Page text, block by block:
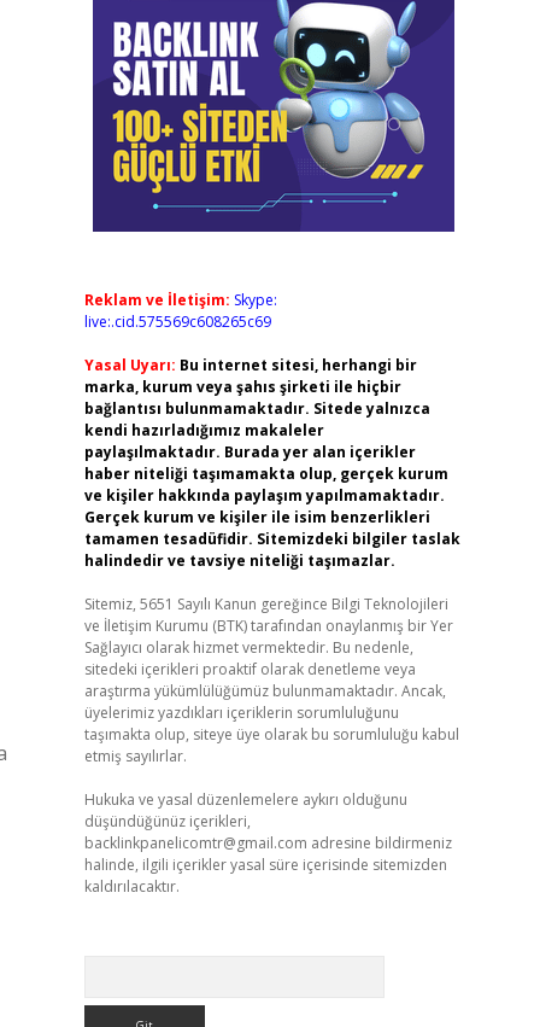
Reklam ve İletişim: Skype:
live:.cid.575569c608265c69
Yasal Uyarı: Bu internet sitesi, herhangi bir
marka, kurum veya şahıs şirketi ile hiçbir
bağlantısı bulunmamaktadır. Sitede yalnızca
kendi hazırladığımız makaleler
paylaşılmaktadır. Burada yer alan içerikler
haber niteliği taşımamakta olup, gerçek kurum
ve kişiler hakkında paylaşım yapılmamaktadır.
Gerçek kurum ve kişiler ile isim benzerlikleri
tamamen tesadüfidir. Sitemizdeki bilgiler taslak
halindedir ve tavsiye niteliği taşımazlar.
Sitemiz, 5651 Sayılı Kanun gereğince Bilgi Teknolojileri
ve İletişim Kurumu (BTK) tarafından onaylanmış bir Yer
Sağlayıcı olarak hizmet vermektedir. Bu nedenle,
sitedeki içerikleri proaktif olarak denetleme veya
araştırma yükümlülüğümüz bulunmamaktadır. Ancak,
üyelerimiz yazdıkları içeriklerin sorumluluğunu
taşımakta olup, siteye üye olarak bu sorumluluğu kabul
etmiş sayılırlar.
Hukuka ve yasal düzenlemelere aykırı olduğunu
düşündüğünüz içerikleri,
backlinkpanelicomtr@gmail.com adresine bildirmeniz
halinde, ilgili içerikler yasal süre içerisinde sitemizden
kaldırılacaktır.